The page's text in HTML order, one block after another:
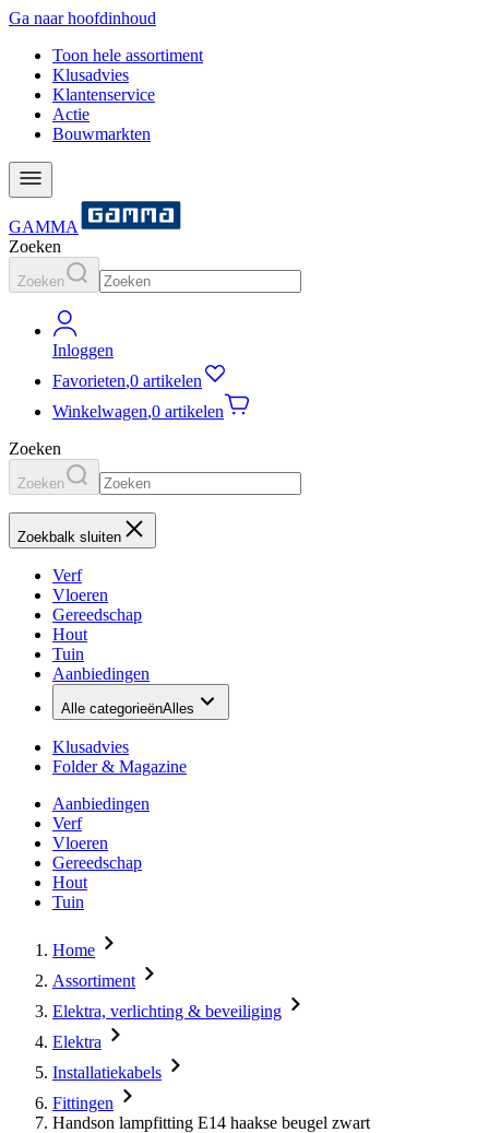
Ga naar hoofdinhoud
Toon hele assortiment
Klusadvies
Klantenservice
Actie
Bouwmarkten
GAMMA
Zoeken
Zoeken
Inloggen
Favorieten,0 artikelen
Winkelwagen,0 artikelen
Zoeken
Zoeken
Zoekbalk sluiten
Verf
Vloeren
Gereedschap
Hout
Tuin
Aanbiedingen
Alle categorieënAlles
Klusadvies
Folder & Magazine
Aanbiedingen
Verf
Vloeren
Gereedschap
Hout
Tuin
Home
Assortiment
Elektra, verlichting & beveiliging
Elektra
Installatiekabels
Fittingen
Handson lampfitting E14 haakse beugel zwart